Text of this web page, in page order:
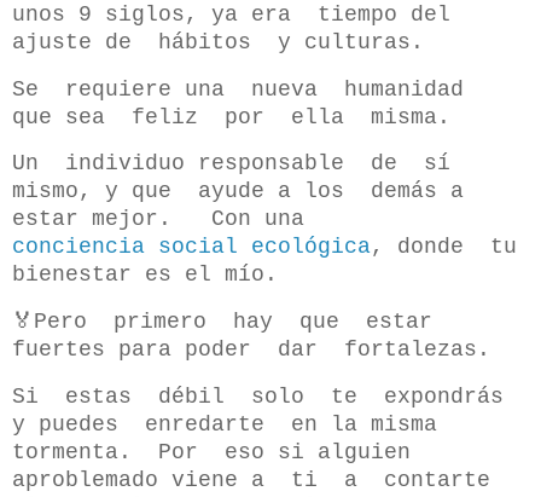
unos 9 siglos, ya era tiempo del
ajuste de hábitos y culturas.
Se requiere una nueva humanidad
que sea feliz por ella misma.
Un individuo responsable de sí
mismo, y que ayude a los demás a
estar mejor. Con una
conciencia social ecológica, donde tu
bienestar es el mío.
🏅Pero primero hay que estar
fuertes para poder dar fortalezas.
Si estas débil solo te expondrás
y puedes enredarte en la misma
tormenta. Por eso si alguien
aproblemado viene a ti a contarte